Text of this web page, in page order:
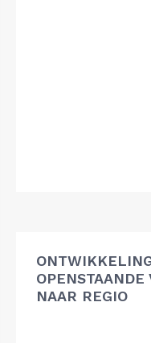
OPENSTAANDE
NAAR REGIO